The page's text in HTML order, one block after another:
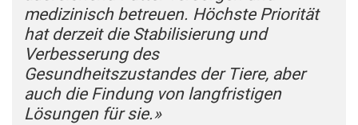
medizinisch betreuen. Höchste Priorität
hat derzeit die Stabilisierung und
Verbesserung des
Gesundheitszustandes der Tiere, aber
auch die Findung von langfristigen
Lösungen für sie.»